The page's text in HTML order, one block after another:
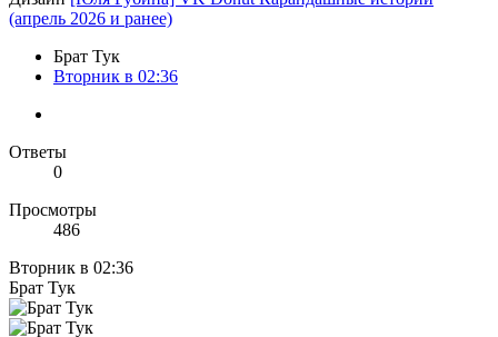
(апрель 2026 и ранее)
Брат Тук
Вторник в 02:36
Ответы
0
Просмотры
486
Вторник в 02:36
Брат Тук